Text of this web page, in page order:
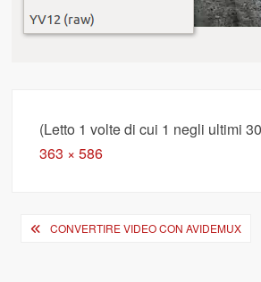
(Letto 1 volte di cui 1 negli ultimi
Full
363 × 586
Navigazione
CONVERTIRE VIDEO CON AVIDEMUX